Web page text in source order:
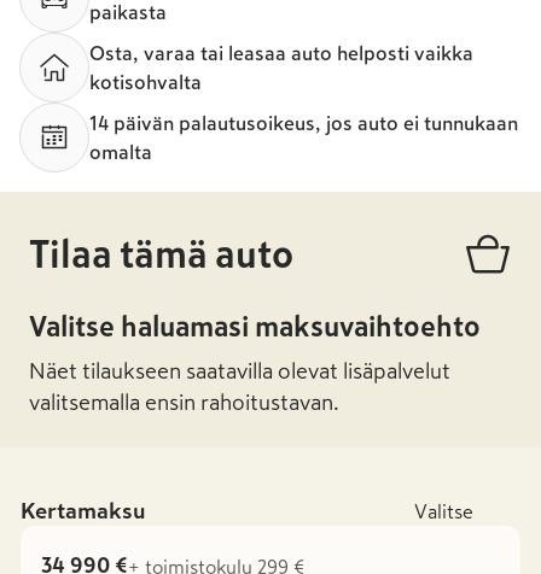
paikasta
Osta, varaa tai leasaa auto helposti vaikka
kotisohvalta
14 päivän palautusoikeus, jos auto ei tunnukaan
omalta
Tilaa tämä auto
Valitse haluamasi maksuvaihtoehto
Näet tilaukseen saatavilla olevat lisäpalvelut
valitsemalla ensin rahoitustavan.
Kertamaksu Valitse
34 990 €+ toimistokulu 299 €